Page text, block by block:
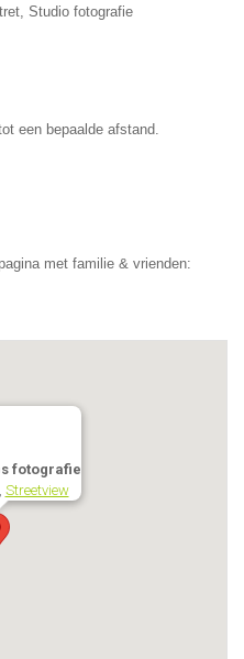
Studio fotografie
een bepaalde afstand.
met familie & vrienden:
fotografie
, Streetview